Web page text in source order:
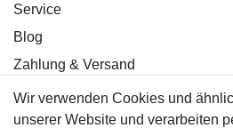
Service
Blog
Zahlung & Versand
Sicher einkaufen
Wir verwenden Cookies und
unserer Website und verarbeiten